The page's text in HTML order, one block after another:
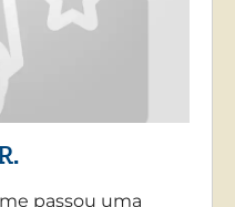
passou uma